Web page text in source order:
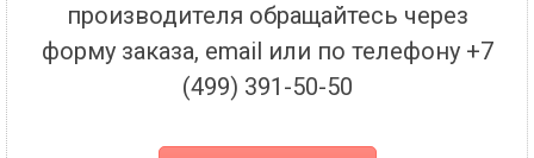
производителя обращайтесь через
форму заказа, email или по телефону +7
(499) 391-50-50